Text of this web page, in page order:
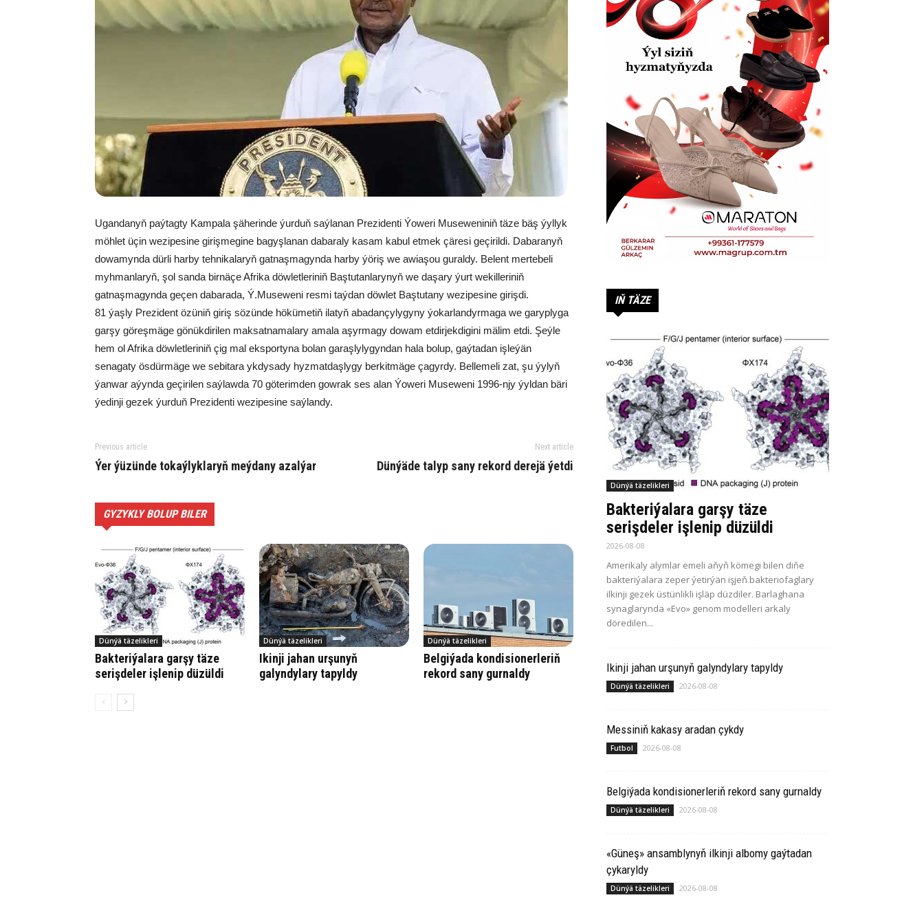
Ugandanyň paýtagty Kampala şäherinde ýurduň saýlanan Prezidenti Ýoweri Museweniniň täze bäş ýyllyk
möhlet üçin wezipesine girişmegine bagyşlanan dabaraly kasam kabul etmek çäresi geçirildi. Dabaranyň
dowamynda dürli harby tehnikalaryň gatnaşmagynda harby ýöriş we awiaşou guraldy. Belent mertebeli
myhmanlaryň, şol sanda birnäçe Afrika döwletleriniň Baştutanlarynyň we daşary ýurt wekilleriniň
gatnaşmagynda geçen dabarada, Ý.Museweni resmi taýdan döwlet Baştutany wezipesine girişdi.
81 ýaşly Prezident özüniň giriş sözünde hökümetiň ilatyň abadançylygyny ýokarlandyrmaga we garyplyga
garşy göreşmäge gönükdirilen maksatnamalary amala aşyrmagy dowam etdirjekdigini mälim etdi. Şeýle
hem ol Afrika döwletleriniň çig mal eksportyna bolan garaşlylygyndan hala bolup, gaýtadan işleýän
senagaty ösdürmäge we sebitara ykdysady hyzmatdaşlygy berkitmäge çagyrdy. Bellemeli zat, şu ýylyň
ýanwar aýynda geçirilen saýlawda 70 göterimden gowrak ses alan Ýoweri Museweni 1996-njy ýyldan bäri
ýedinji gezek ýurduň Prezidenti wezipesine saýlandy.
Previous article
Ýer ýüzünde tokaýlyklaryň meýdany azalýar
Next article
Dünýäde talyp sany rekord derejä ýetdi
GYZYKLY BOLUP BILER
Dünýä täzelikleri
Bakteriýalara garşy täze
serişdeler işlenip düzüldi
Dünýä täzelikleri
Ikinji jahan urşunyň
galyndylary tapyldy
Dünýä täzelikleri
Belgiýada kondisionerleriň
rekord sany gurnaldy
IŇ TÄZE
Dünýä täzelikleri
Bakteriýalara garşy täze
serişdeler işlenip düzüldi
2026-08-08
Amerikaly alymlar emeli aňyň kömegi bilen diňe
bakteriýalara zeper ýetirýän işjeň bakteriofaglary
ilkinji gezek üstünlikli işläp düzdiler. Barlaghana
synaglarynda «Evo» genom modelleri arkaly
döredilen...
Ikinji jahan urşunyň galyndylary tapyldy
Dünýä täzelikleri 2026-08-08
Messiniň kakasy aradan çykdy
Futbol 2026-08-08
Belgiýada kondisionerleriň rekord sany gurnaldy
Dünýä täzelikleri 2026-08-08
«Güneş» ansamblynyň ilkinji albomy gaýtadan
çykaryldy
Dünýä täzelikleri 2026-08-08